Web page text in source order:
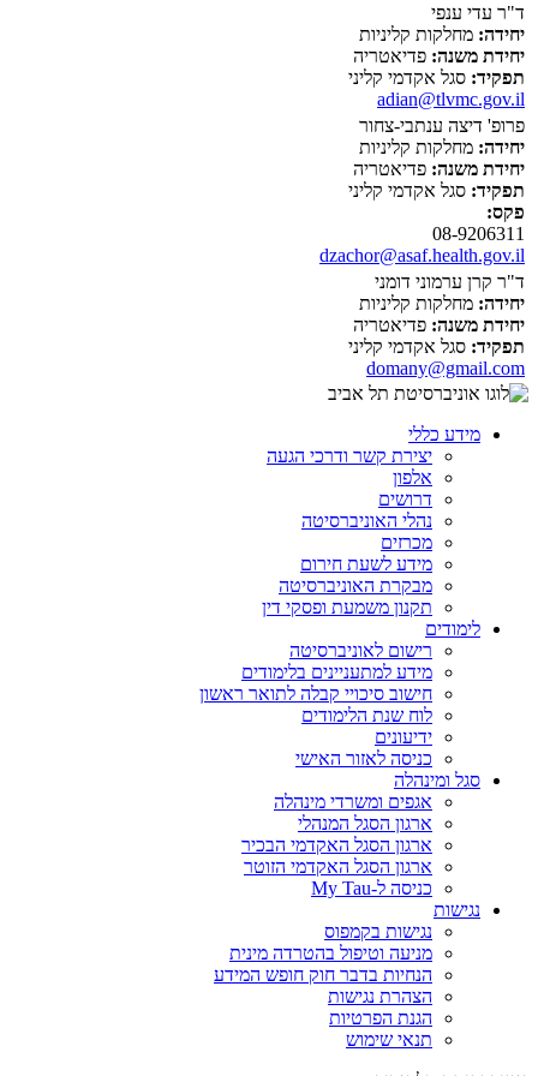
ד"ר עדי ענפי
יחידה: מחלקות קליניות
יחידת משנה: פדיאטריה
תפקיד: סגל אקדמי קליני
adian@tlvmc.gov.il
פרופ' דיצה ענתבי-צחור
יחידה: מחלקות קליניות
יחידת משנה: פדיאטריה
תפקיד: סגל אקדמי קליני
פקס:
08-9206311
dzachor@asaf.health.gov.il
ד"ר קרן ערמוני דומני
יחידה: מחלקות קליניות
יחידת משנה: פדיאטריה
תפקיד: סגל אקדמי קליני
domany@gmail.com
מידע כללי
יצירת קשר ודרכי הגעה
אלפון
דרושים
נהלי האוניברסיטה
מכרזים
מידע לשעת חירום
מבקרת האוניברסיטה
תקנון משמעת ופסקי דין
לימודים
רישום לאוניברסיטה
מידע למתעניינים בלימודים
חישוב סיכויי קבלה לתואר ראשון
לוח שנת הלימודים
ידיעונים
כניסה לאזור האישי
סגל ומינהלה
אגפים ומשרדי מינהלה
ארגון הסגל המנהלי
ארגון הסגל האקדמי הבכיר
ארגון הסגל האקדמי הזוטר
כניסה ל-My Tau
נגישות
נגישות בקמפוס
מניעה וטיפול בהטרדה מינית
הנחיות בדבר חוק חופש המידע
הצהרת נגישות
הגנת הפרטיות
תנאי שימוש